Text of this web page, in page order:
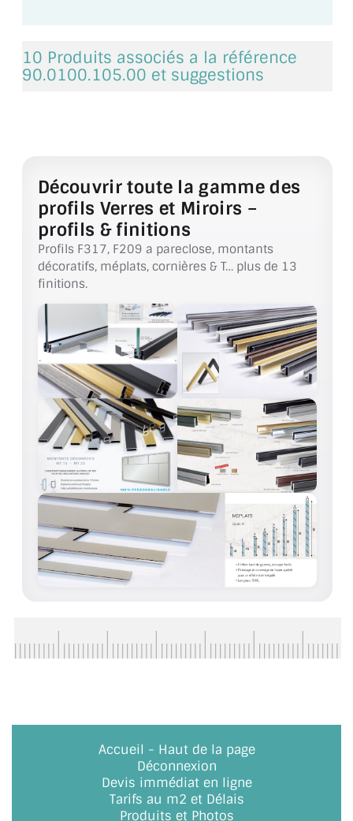
VERRE TREMPÉ (SÉCURIT)
PAROI DE DOUCHE
VERRE LAQUÉ/CRÉDENCE
VERRE FEUILLETÉ/TREMPÉ
DALLE DE SOL EN VERRE
PORTE EN VERRE
GARDE CORPS EN VERRE
VERRIÈRE TYPE ATELIER
VERRES TEXTURÉS
PLEXIGLAS PMMA
DOUBLE VITRAGE
ACCESSOIRES & QUINCAILLERIE
CATALOGUE DE PROFILS ET FIXATION DU
VERRE
LES FIXATIONS POUR MIROIR
VITRINE EN VERRE
PLATS ET CORNIÈRES
LES CHARNIÈRES DE PORTE EN VERRE
BOUTONS ET POIGNÉES
10 Produits associés a la référence
90.0100.105.00 et suggestions
Découvrir toute la gamme des
profils Verres et Miroirs –
profils & finitions
Profils F317, F209 a pareclose, montants
décoratifs, méplats, cornières & T… plus de 13
finitions.
Accueil - Haut de la page
Déconnexion
Devis immédiat en ligne
Tarifs au m2 et Délais
Produits et Photos